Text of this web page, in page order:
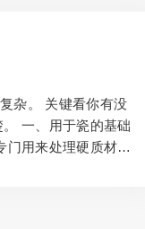
杂。 关键看你有没
一、用于瓷的基础
门用来处理硬质材料